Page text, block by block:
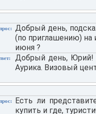
Добрый день,
(по приглашению) на
июня ?
Добрый день, Юрий!
Аурика. Визовый
Есть ли
купить и где,